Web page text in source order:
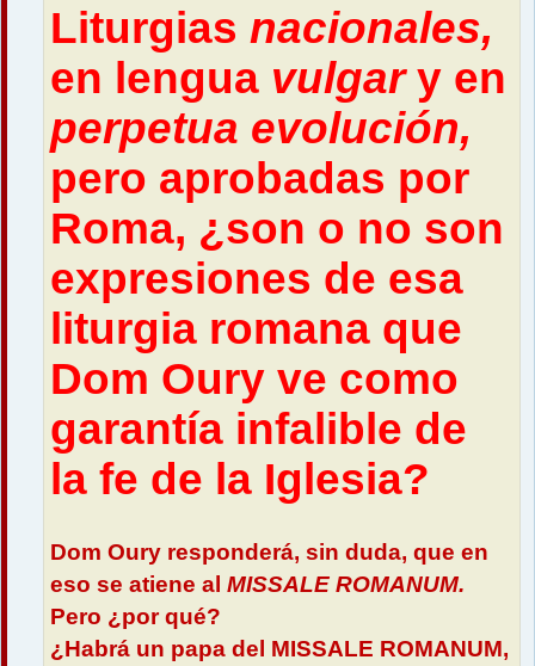
Liturgias nacionales,
en lengua vulgary en
perpetua evolución,
pero aprobadas por
Roma, ¿son o no son
expresiones de esa
liturgia romana que
Dom Oury ve como
garantía infalible de
la fe de la Iglesia?
Dom Oury responderá, sin duda, que en
eso se atiene al MISSALE ROMANUM.
Pero ¿por qué?
¿Habrá un papa del MISSALE ROMANUM,